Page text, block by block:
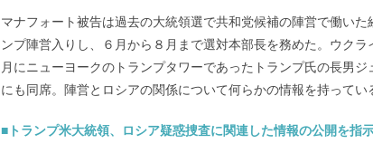
マナフォート被告は過去の大統領選で共和党候補の陣営で働い
ンプ陣営入りし、６月から８月まで選対本部長を務めた。ウク
月にニューヨークのトランプタワーであったトランプ氏の長男
にも同席。陣営とロシアの関係について何らかの情報を持ってい
■トランプ米大統領、ロシア疑惑捜査に関連した情報の公開を指